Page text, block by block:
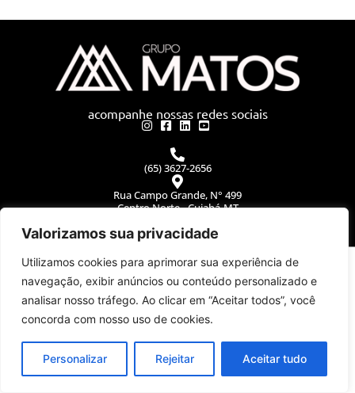
Valorizamos sua privacidade
Utilizamos cookies para aprimorar sua experiência de
navegação, exibir anúncios ou conteúdo personalizado e
analisar nosso tráfego. Ao clicar em “Aceitar todos”, você
concorda com nosso uso de cookies.
Personalizar Rejeitar Aceitar tudo
acompanhe nossas redes sociais
(65) 3627-2656
Rua Campo Grande, N° 499
Centro Norte - Cuiabá-MT
©2026 Grupo Matos. Todos os direitos reservados